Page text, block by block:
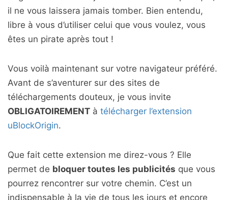
il ne vous laissera jamais tomber. Bien entendu,
libre à vous d’utiliser celui que vous voulez, vous
êtes un pirate après tout !
Vous voilà maintenant sur votre navigateur préféré.
Avant de s’aventurer sur des sites de
téléchargements douteux, je vous invite
OBLIGATOIREMENT à télécharger l’extension
uBlockOrigin.
Que fait cette extension me direz-vous ? Elle
permet de bloquer toutes les publicités que vous
pourrez rencontrer sur votre chemin. C’est un
indispensable à la vie de tous les jours et encore